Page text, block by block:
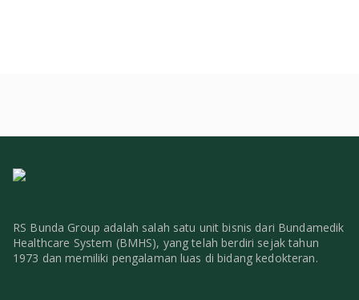
RS Bunda Group adalah salah satu unit bisnis dari Bundamedik
Healthcare System (BMHS), yang telah berdiri sejak tahun
1973 dan memiliki pengalaman luas di bidang kedokteran.